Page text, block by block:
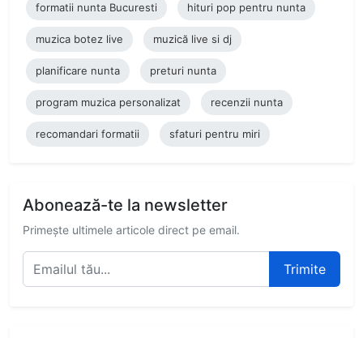
formatii nunta Bucuresti hituri pop pentru nunta
muzica botez live muzică live si dj
planificare nunta preturi nunta
program muzica personalizat recenzii nunta
recomandari formatii sfaturi pentru miri
Abonează-te la newsletter
Primește ultimele articole direct pe email.
Trimite